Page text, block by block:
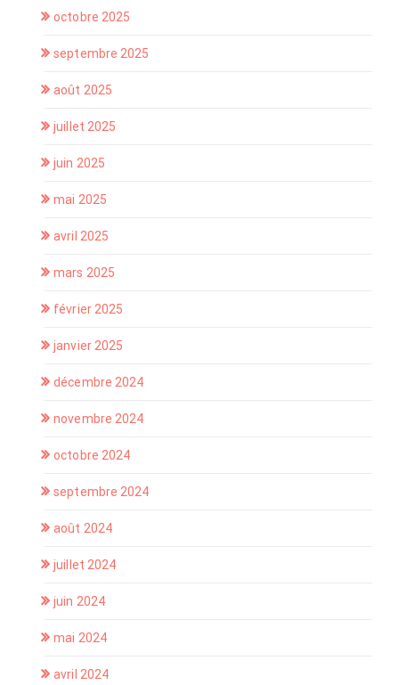
octobre 2025
septembre 2025
août 2025
juillet 2025
juin 2025
mai 2025
avril 2025
mars 2025
février 2025
janvier 2025
décembre 2024
novembre 2024
octobre 2024
septembre 2024
août 2024
juillet 2024
juin 2024
mai 2024
avril 2024